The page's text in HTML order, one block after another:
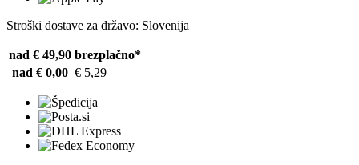
Stroški dostave za državo: Slovenija
nad € 49,90 brezplačno*
nad € 0,00 € 5,29